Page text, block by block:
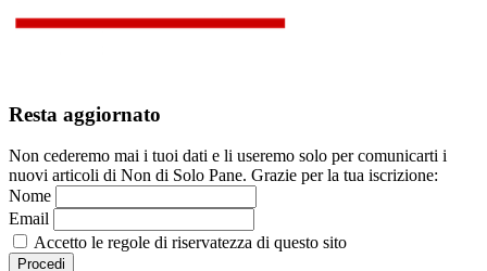
Resta aggiornato
Non cederemo mai i tuoi dati e li useremo solo per comunicarti i
nuovi articoli di Non di Solo Pane. Grazie per la tua iscrizione:
Nome
Email
Accetto le regole di riservatezza di questo sito